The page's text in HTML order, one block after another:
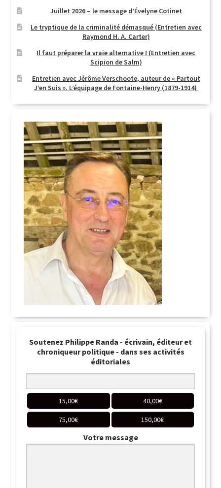
Juillet 2026 – le message d’Évelyne Cotinet
Le tryptique de la criminalité démasqué (Entretien avec
Raymond H. A. Carter)
Il faut préparer la vraie alternative ! (Entretien avec
Scipion de Salm)
Entretien avec Jérôme Verschoote, auteur de « Partout
J’en Suis ». L’équipage de Fontaine-Henry (1879-1914)
Soutenez Philippe Randa - écrivain, éditeur et
chroniqueur politique - dans ses activités
éditoriales
15,00€ 40,00€
75,00€ 150,00€
Votre message